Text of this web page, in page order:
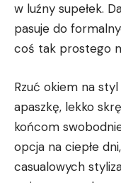
w luźny supełek.‍
‌pasuje do
coś tak prostego
Rzuć okiem na
apaszkę,⁣ lekko
końcom
opcja na ciepłe
casualowych